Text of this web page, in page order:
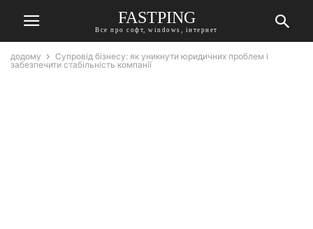
FASTPING
Все про софт, windows, інтернет
додому
Супровід бізнесу: як уникнути юридичних проблем і
забезпечити стабільність компанії